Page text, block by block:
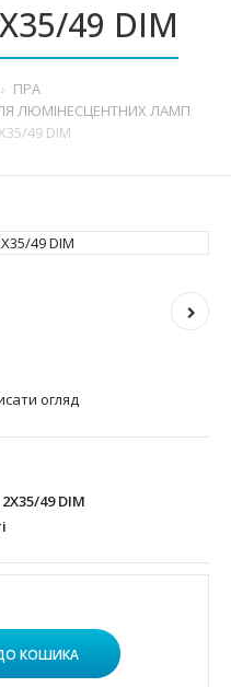
49 DIM
ПРА
ЛЮМІНЕСЦЕНТНИХ ЛАМП
49 DIM
огляд
49 DIM